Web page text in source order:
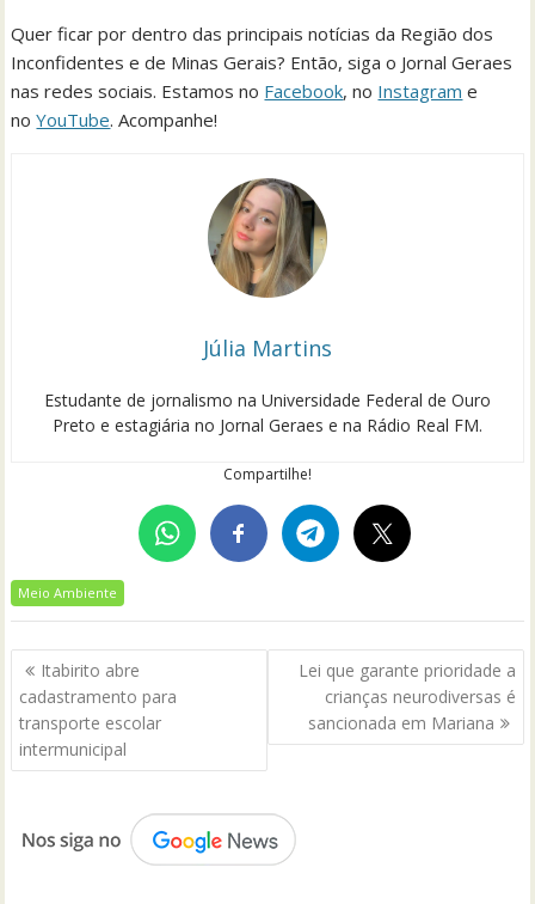
Quer ficar por dentro das principais notícias da Região dos
Inconfidentes e de Minas Gerais? Então, siga o Jornal Geraes
nas redes sociais. Estamos no Facebook, no Instagram e
noYouTube. Acompanhe!
Júlia Martins
Estudante de jornalismo na Universidade Federal de Ouro
Preto e estagiária no Jornal Geraes e na Rádio Real FM.
Compartilhe!
Meio Ambiente
Navegação
de
Post
Itabirito abre
cadastramento para
transporte escolar
intermunicipal
Lei que garante prioridade a
crianças neurodiversas é
sancionada em Mariana